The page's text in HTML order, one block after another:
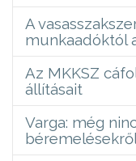
A
munkaadóktól
Az MKKSZ
állításait
Varga: még